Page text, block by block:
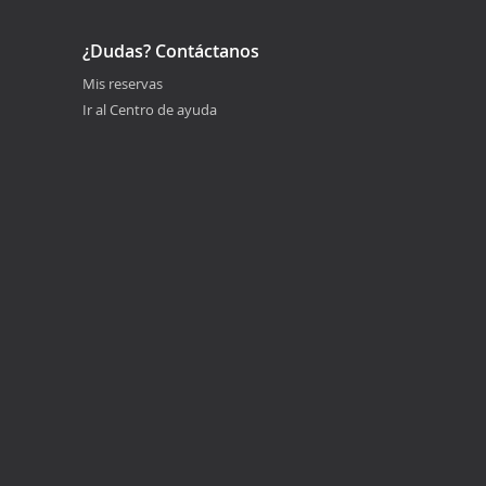
¿Dudas? Contáctanos
Mis reservas
Ir al Centro de ayuda